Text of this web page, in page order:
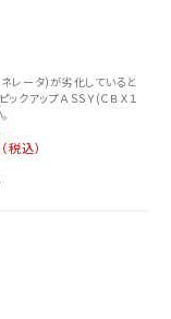
レータ)が劣化していると
ックアップＡＳＳＹ(ＣＢＸ１
（税込）